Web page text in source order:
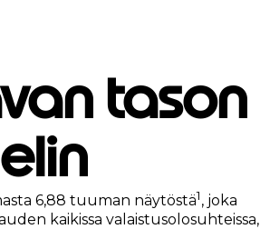
tason
6,88 tuuman näytöstä1, joka
kaikissa valaistusolosuhteissa,